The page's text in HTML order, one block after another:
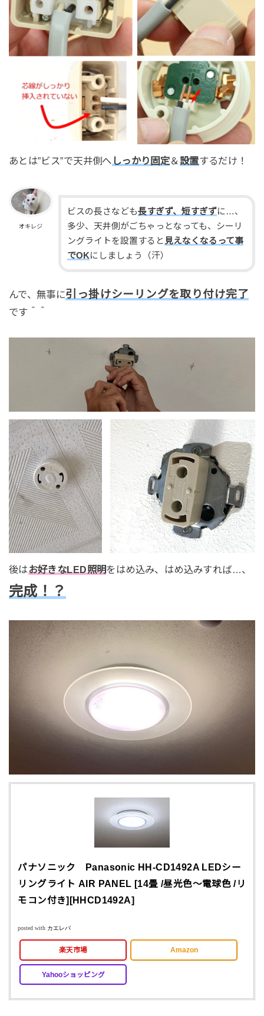
あとは”ビス”で天井側へ しっかり固定＆ 設置するだけ！
オキレジ
ビスの長さなども長すぎず、短すぎずに…、
多少、天井側がごちゃっとなっても、シーリ
ングライトを設置すると 見えなくなるって事
でOKにしましょう（汗）
んで、無事に引っ掛けシーリングを取り付け完了
です＾＾
後は お好きなLED照明をはめ込み、はめ込みすれば…、
完成！？
パナソニック Panasonic HH-CD1492A LEDシー
リングライト AIR PANEL [14畳 /昼光色〜電球色 /リ
モコン付き][HHCD1492A]
posted with カエレバ
楽天市場 Amazon
Yahooショッピング